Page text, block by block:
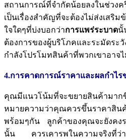
สถานการณ์ที่จำกัดน้อยลงในช่วงค
เป็นเรื่องสำคัญที่จะต้องไม่ส่งเสริ
ใจใดๆที่บ่งบอกว่าการแพร่ระบาดนั้
ต้องการของผู้บริโภคและระมัดระ
กำลังโปรโมทสินค้าที่พวกเขาอาจ
4.การคาดการณ์ราคาและผลกำไ
คุณมีแนวโน้มที่จะขยายสินค้ามาก
หมายความว่าคุณควรขึ้นราคาสินค้
พร้อมๆกัน
ลูกค้าของคุณจะยังคง
นั้น ควรเคารพในความจริงที่ว่าก